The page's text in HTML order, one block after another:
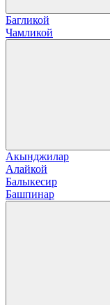
Багликой
Чамликой
Акынджилар
Алайкой
Балыкесир
Башпинар